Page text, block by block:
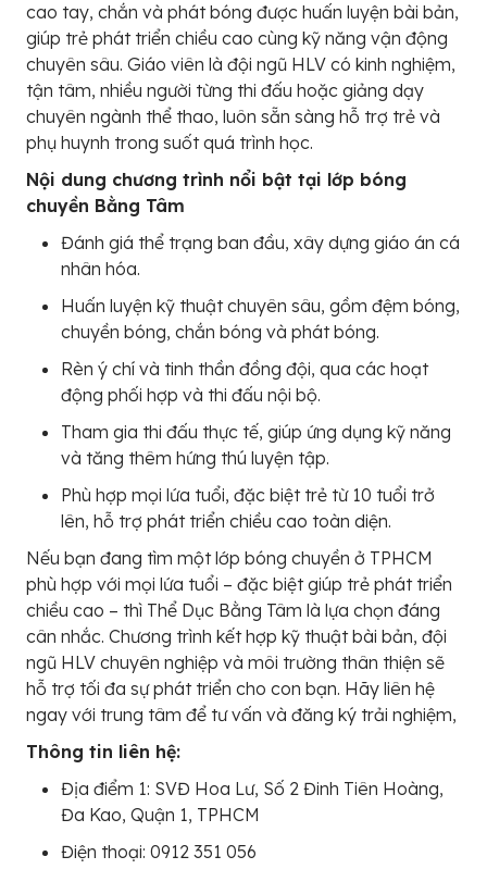
cao tay, chắn và phát bóng được huấn luyện bài bản,
giúp trẻ phát triển chiều cao cùng kỹ năng vận động
chuyên sâu. Giáo viên là đội ngũ HLV có kinh nghiệm,
tận tâm, nhiều người từng thi đấu hoặc giảng dạy
chuyên ngành thể thao, luôn sẵn sàng hỗ trợ trẻ và
phụ huynh trong suốt quá trình học.
Nội dung chương trình nổi bật tại lớp bóng
chuyền Bằng Tâm
Đánh giá thể trạng ban đầu, xây dựng giáo án cá
nhân hóa.
Huấn luyện kỹ thuật chuyên sâu, gồm đệm bóng,
chuyền bóng, chắn bóng và phát bóng.
Rèn ý chí và tinh thần đồng đội, qua các hoạt
động phối hợp và thi đấu nội bộ.
Tham gia thi đấu thực tế, giúp ứng dụng kỹ năng
và tăng thêm hứng thú luyện tập.
Phù hợp mọi lứa tuổi, đặc biệt trẻ từ 10 tuổi trở
lên, hỗ trợ phát triển chiều cao toàn diện.
Nếu bạn đang tìm một lớp bóng chuyền ở TPHCM
phù hợp với mọi lứa tuổi – đặc biệt giúp trẻ phát triển
chiều cao – thì Thể Dục Bằng Tâm là lựa chọn đáng
cân nhắc. Chương trình kết hợp kỹ thuật bài bản, đội
ngũ HLV chuyên nghiệp và môi trường thân thiện sẽ
hỗ trợ tối đa sự phát triển cho con bạn. Hãy liên hệ
ngay với trung tâm để tư vấn và đăng ký trải nghiệm,
Thông tin liên hệ:
Địa điểm 1: SVĐ Hoa Lư, Số 2 Đinh Tiên Hoàng,
Đa Kao, Quận 1, TPHCM
Điện thoại: 0912 351 056